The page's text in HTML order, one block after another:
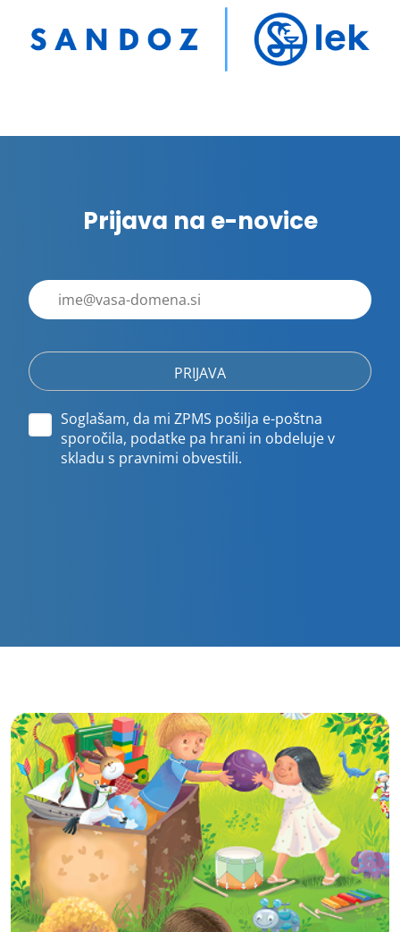
Prijava na e-novice
E-
poštni
Soglašam, da mi ZPMS pošilja e-poštna
sporočila, podatke pa hrani in obdeluje v
skladu s pravnimi obvestili.